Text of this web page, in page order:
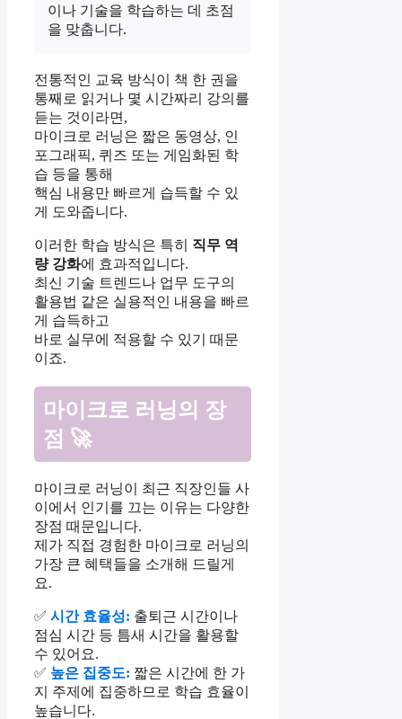
이나 기술을 학습하는 데 초점
을 맞춥니다.
전통적인 교육 방식이 책 한 권을
통째로 읽거나 몇 시간짜리 강의를
듣는 것이라면,
마이크로 러닝은 짧은 동영상, 인
포그래픽, 퀴즈 또는 게임화된 학
습 등을 통해
핵심 내용만 빠르게 습득할 수 있
게 도와줍니다.
이러한 학습 방식은 특히 직무 역
량 강화에 효과적입니다.
최신 기술 트렌드나 업무 도구의
활용법 같은 실용적인 내용을 빠르
게 습득하고
바로 실무에 적용할 수 있기 때문
이죠.
마이크로 러닝의 장
점 🚀
마이크로 러닝이 최근 직장인들 사
이에서 인기를 끄는 이유는 다양한
장점 때문입니다.
제가 직접 경험한 마이크로 러닝의
가장 큰 혜택들을 소개해 드릴게
요.
✅ 시간 효율성: 출퇴근 시간이나
점심 시간 등 틈새 시간을 활용할
수 있어요.
✅ 높은 집중도: 짧은 시간에 한 가
지 주제에 집중하므로 학습 효율이
높습니다.